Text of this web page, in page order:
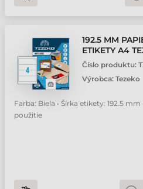
192.5 MM
ETIKETY A4
Číslo produktu:
Výrobca: Tezeko
Farba: Biela • Šírka etikety: 192.5
použitie